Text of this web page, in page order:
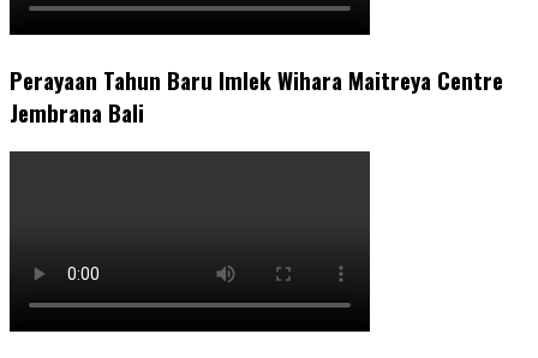
Perayaan Tahun Baru Imlek Wihara Maitreya Centre
Jembrana Bali